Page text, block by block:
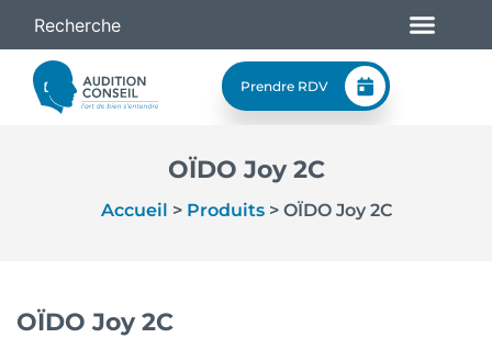
Prendre RDV
OÏDO Joy 2C
Accueil > Produits> OÏDO Joy 2C
OÏDO Joy 2C